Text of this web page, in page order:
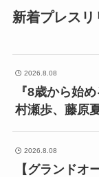
新着プレスリ
2026.8.08
『8歳から始
村瀬歩、藤原
2026.8.08
【グランドオ